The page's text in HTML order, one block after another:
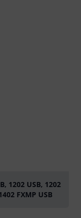
1202 USB, 1202
FXMP USB